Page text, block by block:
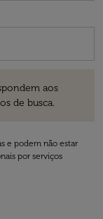
aos
de busca.
e podem não estar
por serviços